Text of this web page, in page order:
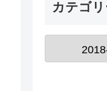
カテゴリ